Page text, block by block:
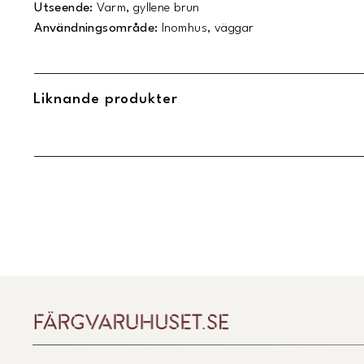
Utseende: Varm, gyllene brun
Användningsområde: Inomhus, väggar
Liknande produkter